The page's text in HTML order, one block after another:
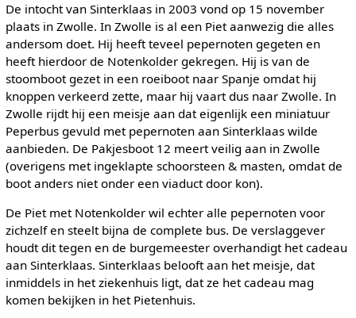
De intocht van Sinterklaas in 2003 vond op 15 november
plaats in Zwolle. In Zwolle is al een Piet aanwezig die alles
andersom doet. Hij heeft teveel pepernoten gegeten en
heeft hierdoor de Notenkolder gekregen. Hij is van de
stoomboot gezet in een roeiboot naar Spanje omdat hij
knoppen verkeerd zette, maar hij vaart dus naar Zwolle. In
Zwolle rijdt hij een meisje aan dat eigenlijk een miniatuur
Peperbus gevuld met pepernoten aan Sinterklaas wilde
aanbieden. De Pakjesboot 12 meert veilig aan in Zwolle
(overigens met ingeklapte schoorsteen & masten, omdat de
boot anders niet onder een viaduct door kon).
De Piet met Notenkolder wil echter alle pepernoten voor
zichzelf en steelt bijna de complete bus. De verslaggever
houdt dit tegen en de burgemeester overhandigt het cadeau
aan Sinterklaas. Sinterklaas belooft aan het meisje, dat
inmiddels in het ziekenhuis ligt, dat ze het cadeau mag
komen bekijken in het Pietenhuis.